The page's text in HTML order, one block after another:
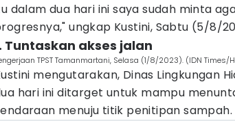
dalam dua hari ini saya sudah minta
ungkap Kustini, Sabtu (5/8/
Tuntaskan akses jalan
TPST Tamanmartani, Selasa (1/8/2023). (IDN
mengutarakan, Dinas Lingkungan
hari ini ditarget untuk mampu
menuju titik penitipan sampah.